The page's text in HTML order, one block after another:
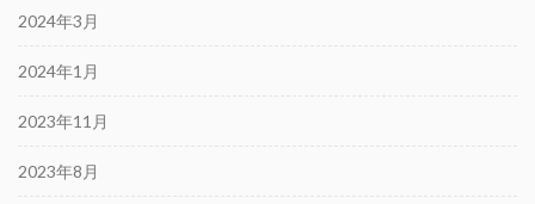
2024年3月
2024年1月
2023年11月
2023年8月